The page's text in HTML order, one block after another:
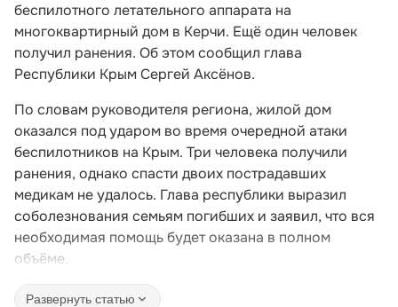
беспилотного летательного аппарата на
многоквартирный дом в Керчи. Ещё один человек
получил ранения. Об этом сообщил глава
Республики Крым Сергей Аксёнов.
По словам руководителя региона, жилой дом
оказался под ударом во время очередной атаки
беспилотников на Крым. Три человека получили
ранения, однако спасти двоих пострадавших
медикам не удалось. Глава республики выразил
соболезнования семьям погибших и заявил, что вся
необходимая помощь будет оказана в полном
объёме.
Развернуть статью